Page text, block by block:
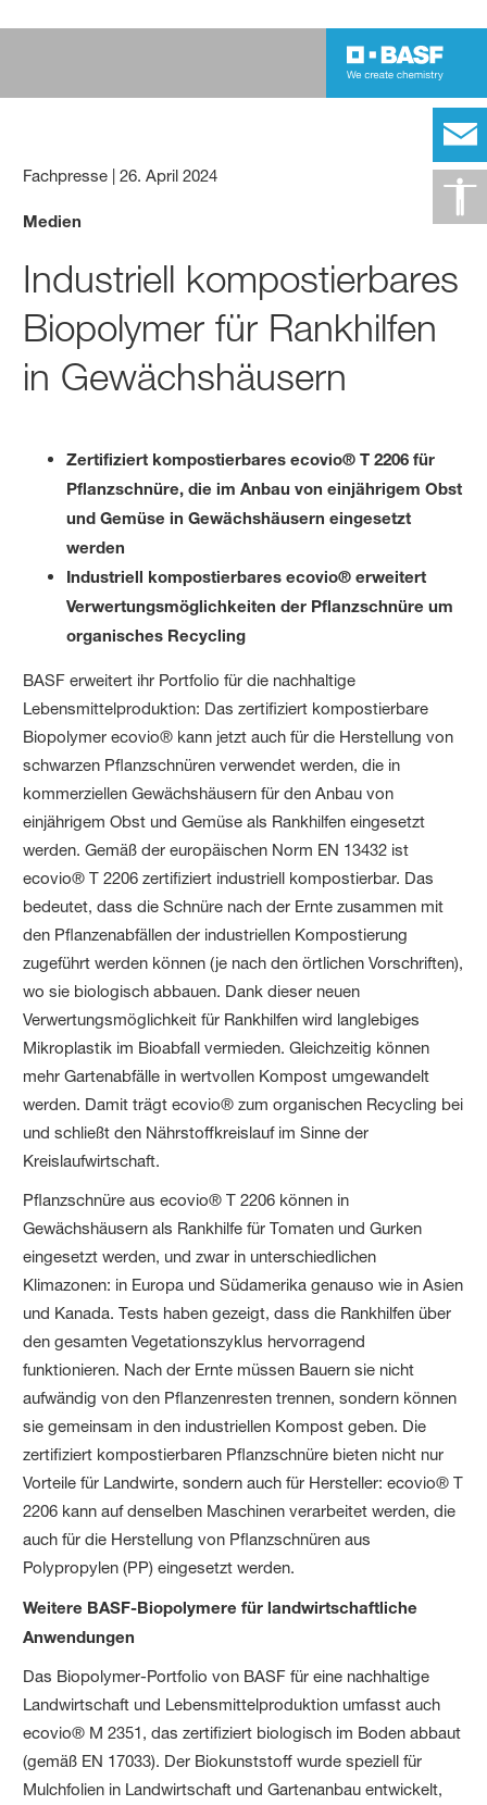
Fachpresse |26. April 2024
Medien
Industriell kompostierbares
Biopolymer für Rankhilfen
in Gewächshäusern
Zertifiziert kompostierbares ecovio® T 2206 für
Pflanzschnüre, die im Anbau von einjährigem Obst
und Gemüse in Gewächshäusern eingesetzt
werden
Industriell kompostierbares ecovio® erweitert
Verwertungsmöglichkeiten der Pflanzschnüre um
organisches Recycling
BASF erweitert ihr Portfolio für die nachhaltige
Lebensmittelproduktion: Das zertifiziert kompostierbare
Biopolymer ecovio® kann jetzt auch für die Herstellung von
schwarzen Pflanzschnüren verwendet werden, die in
kommerziellen Gewächshäusern für den Anbau von
einjährigem Obst und Gemüse als Rankhilfen eingesetzt
werden. Gemäß der europäischen Norm EN 13432 ist
ecovio® T 2206 zertifiziert industriell kompostierbar. Das
bedeutet, dass die Schnüre nach der Ernte zusammen mit
den Pflanzenabfällen der industriellen Kompostierung
zugeführt werden können (je nach den örtlichen Vorschriften),
wo sie biologisch abbauen. Dank dieser neuen
Verwertungsmöglichkeit für Rankhilfen wird langlebiges
Mikroplastik im Bioabfall vermieden. Gleichzeitig können
mehr Gartenabfälle in wertvollen Kompost umgewandelt
werden. Damit trägt ecovio® zum organischen Recycling bei
und schließt den Nährstoffkreislauf im Sinne der
Kreislaufwirtschaft.
Pflanzschnüre aus ecovio® T 2206 können in
Gewächshäusern als Rankhilfe für Tomaten und Gurken
eingesetzt werden, und zwar in unterschiedlichen
Klimazonen: in Europa und Südamerika genauso wie in Asien
und Kanada. Tests haben gezeigt, dass die Rankhilfen über
den gesamten Vegetationszyklus hervorragend
funktionieren. Nach der Ernte müssen Bauern sie nicht
aufwändig von den Pflanzenresten trennen, sondern können
sie gemeinsam in den industriellen Kompost geben. Die
zertifiziert kompostierbaren Pflanzschnüre bieten nicht nur
Vorteile für Landwirte, sondern auch für Hersteller: ecovio® T
2206 kann auf denselben Maschinen verarbeitet werden, die
auch für die Herstellung von Pflanzschnüren aus
Polypropylen (PP) eingesetzt werden.
Weitere BASF-Biopolymere für landwirtschaftliche
Anwendungen
Das Biopolymer-Portfolio von BASF für eine nachhaltige
Landwirtschaft und Lebensmittelproduktion umfasst auch
ecovio® M 2351, das zertifiziert biologisch im Boden abbaut
(gemäß EN 17033). Der Biokunststoff wurde speziell für
Mulchfolien in Landwirtschaft und Gartenanbau entwickelt,